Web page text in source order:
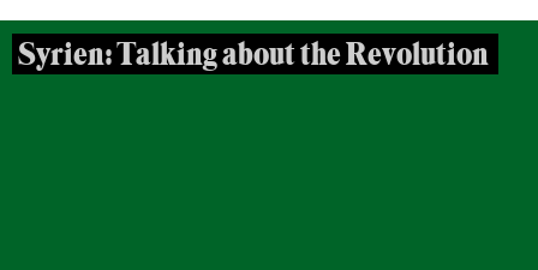
Syrien: Talking about the Revolution